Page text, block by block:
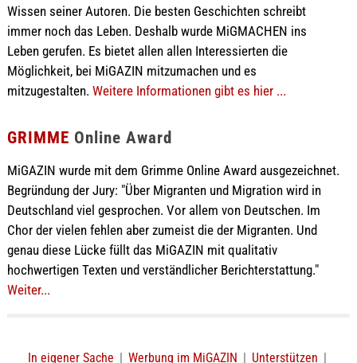
Wissen seiner Autoren. Die besten Geschichten schreibt
immer noch das Leben. Deshalb wurde MiGMACHEN ins
Leben gerufen. Es bietet allen allen Interessierten die
Möglichkeit, bei MiGAZIN mitzumachen und es
mitzugestalten. Weitere Informationen gibt es hier ...
GRIMME Online Award
MiGAZIN wurde mit dem Grimme Online Award ausgezeichnet.
Begründung der Jury: "Über Migranten und Migration wird in
Deutschland viel gesprochen. Vor allem von Deutschen. Im
Chor der vielen fehlen aber zumeist die der Migranten. Und
genau diese Lücke füllt das MiGAZIN mit qualitativ
hochwertigen Texten und verständlicher Berichterstattung."
Weiter...
In eigener Sache | Werbung im MiGAZIN | Unterstützen |